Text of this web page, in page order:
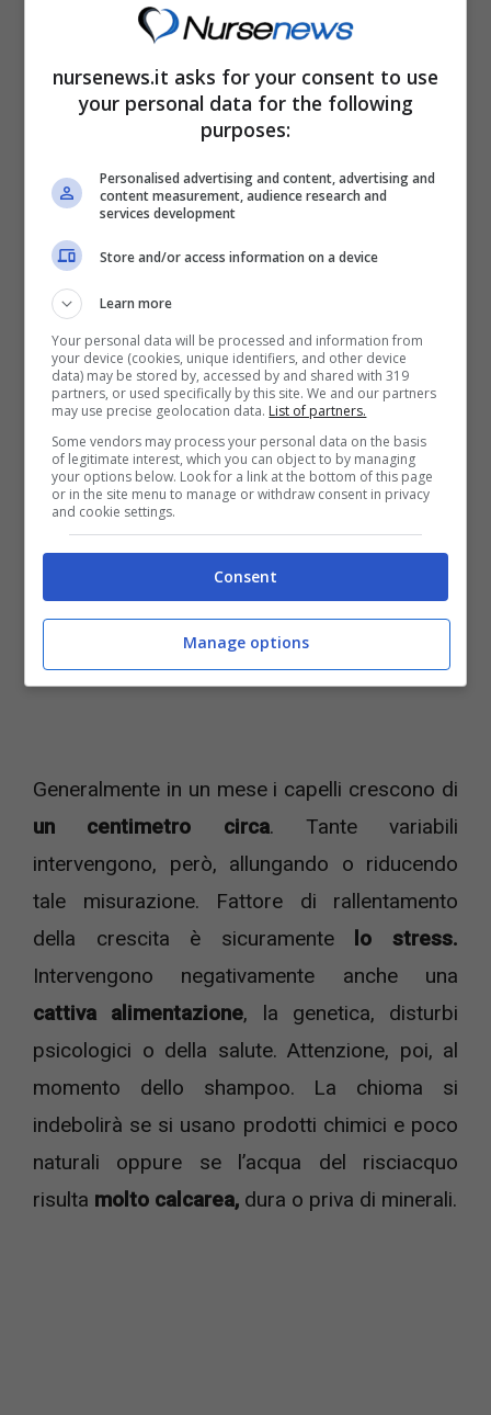
I giorni perfetti per accorciare la lunghezza
sembrerebbero essere quellicon la luca
crescente. Con la Luna in Venere le chiome
diventeranno voluminose e resistenti. La
scienza naturalmente
supporto di questa teoria ma provare per
credere. Sicuramente un bel taglio, in qualsiasi
momento si effettui, permetterà una ripresa
più veloce dei capelli rovinati e sfibrati.
Quanto crescono i capelli in un mese?
Generalmente in un mese i capelli crescono di
un centimetro circa. Tante variabili
intervengono, però, allungando o riducendo
tale misurazione. Fattore di rallentamento
della crescita è sicuramente
lo stress.
Intervengono negativamente anche una
cattiva alimentazione, la genetica, disturbi
psicologici o della salute. Attenzione, poi, al
momento dello shampoo. La chioma si
indebolirà se si usano prodotti chimici e poco
naturali oppure se l’acqua del risciacquo
risulta molto calcarea, dura o priva di minerali.
nursenews.it asks for your consent to use
your personal data for the following
purposes:
Personalised advertising and content, advertising and
content measurement, audience research and
services development
Store and/or access information on a device
Learn more
Your personal data will be processed and information from
your device (cookies, unique identifiers, and other device
data) may be stored by, accessed by and shared with 319
partners, or used specifically by this site. We and our partners
may use precise geolocation data. List of partners.
Some vendors may process your personal data on the basis
of legitimate interest, which you can object to by managing
your options below. Look for a link at the bottom of this page
or in the site menu to manage or withdraw consent in privacy
and cookie settings.
Consent
Manage options